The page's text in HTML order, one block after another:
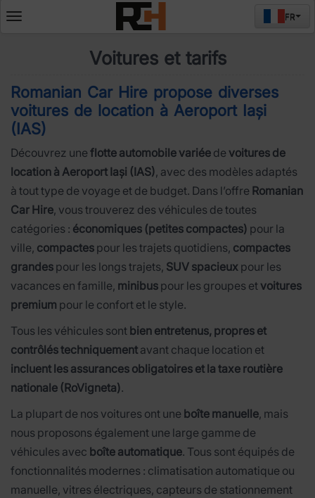
Deschide
FR
Voitures et tarifs
Romanian Car Hire propose diverses
voitures de location à Aeroport Iași
(IAS)
Découvrez une flotte automobile variée de voitures de
location à Aeroport Iași (IAS), avec des modèles adaptés
à tout type de voyage et de budget. Dans l’offre Romanian
Car Hire, vous trouverez des véhicules de toutes
catégories : économiques (petites compactes) pour la
ville, compactes pour les trajets quotidiens, compactes
grandes pour les longs trajets, SUV spacieux pour les
vacances en famille, minibus pour les groupes et voitures
premium pour le confort et le style.
Tous les véhicules sont bien entretenus, propres et
contrôlés techniquement avant chaque location et
incluent les assurances obligatoires et la taxe routière
nationale (RoVigneta).
La plupart de nos voitures ont une boîte manuelle, mais
nous proposons également une large gamme de
véhicules avec boîte automatique. Tous sont équipés de
fonctionnalités modernes : climatisation automatique ou
manuelle, vitres électriques, capteurs de stationnement